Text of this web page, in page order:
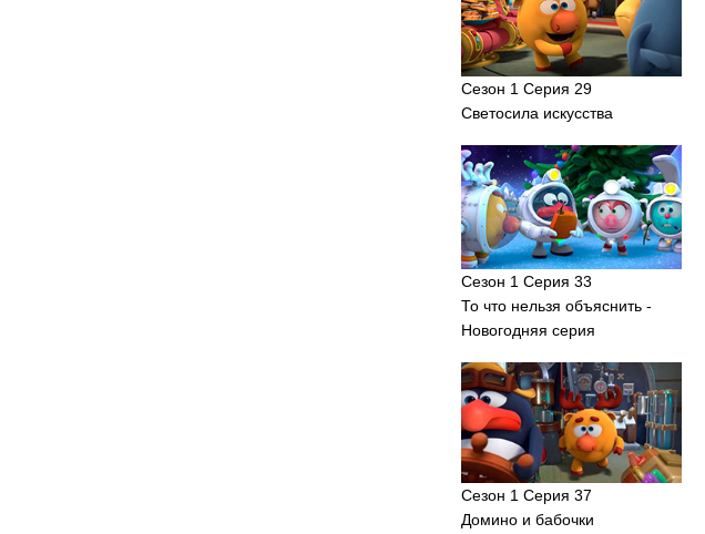
Сезон 1 Серия 29
Светосила искусства
Сезон 1 Серия 33
То что нельзя объяснить -
Новогодняя серия
Сезон 1 Серия 37
Домино и бабочки